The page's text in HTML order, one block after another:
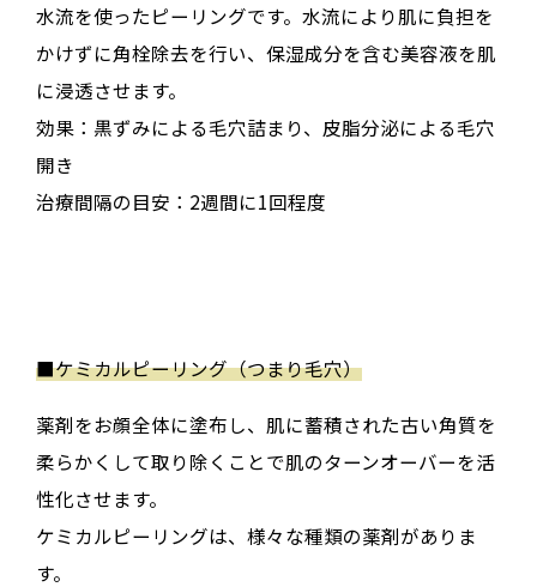
水流を使ったピーリングです。水流により肌に負担を
かけずに角栓除去を行い、保湿成分を含む美容液を肌
に浸透させます。
効果：黒ずみによる毛穴詰まり、皮脂分泌による毛穴
開き
治療間隔の目安：2週間に1回程度
■ケミカルピーリング（つまり毛穴）
薬剤をお顔全体に塗布し、肌に蓄積された古い角質を
柔らかくして取り除くことで肌のターンオーバーを活
性化させます。
ケミカルピーリングは、様々な種類の薬剤がありま
す。